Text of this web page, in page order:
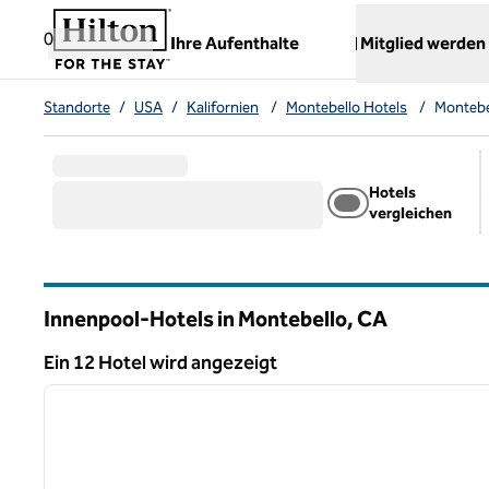
Weiter zum Inhalt
0
Ihre Aufenthalte
,öffnet neue Registerkarte
Mitglied werden
Standorte / USA / Kalifornien / Montebello Hotels /
Hotels
vergleichen
Innenpool-Hotels in Montebello,CA
Ein 12 Hotel wird angezeigt
Ein 12 Hotel wird angezeigt
1 von 11